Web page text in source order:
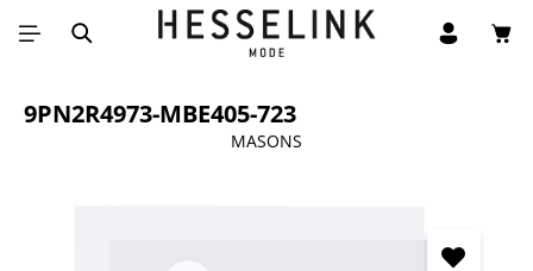
Ga naar de hoofdinhoud
9PN2R4973-MBE405-723
MASONS